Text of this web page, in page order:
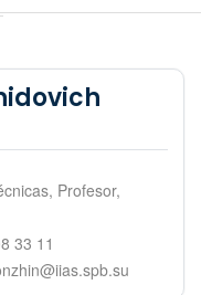
Profesor,
33 11